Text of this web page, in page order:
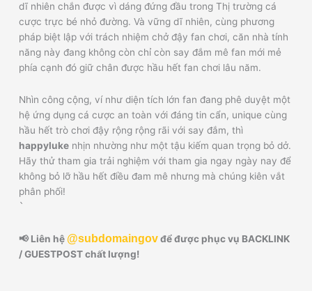
dĩ nhiên chắn được vì dáng đứng đầu trong Thị trường cá
cược trực bé nhỏ đường. Và vững dĩ nhiên, cùng phương
pháp biệt lập với trách nhiệm chở đậy fan chơi, căn nhà tính
năng này đang không còn chỉ còn say đắm mê fan mới mẻ
phía cạnh đó giữ chân được hầu hết fan chơi lâu năm.
Nhìn công cộng, ví như diện tích lớn fan đang phê duyệt một
hệ ứng dụng cá cược an toàn với đáng tin cẩn, unique cùng
hầu hết trò chơi đậy rộng rộng rãi với say đắm, thì
happyluke nhịn nhường như một tậu kiếm quan trọng bỏ dở.
Hãy thử tham gia trải nghiệm với tham gia ngay ngày nay để
không bỏ lỡ hầu hết điều đam mê nhưng mà chúng kiên vắt
phân phối!
`
📢 Liên hệ @subdomaingovđể được phục vụ BACKLINK
/ GUESTPOST chất lượng!